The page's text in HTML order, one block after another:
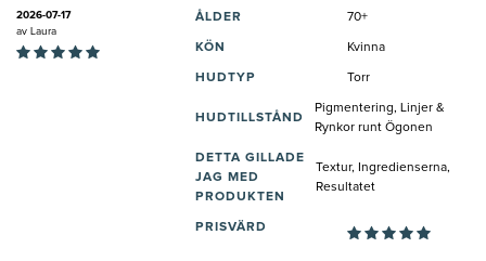
2026-07-17
av Laura
ÅLDER 70+
KÖN Kvinna
HUDTYP Torr
HUDTILLSTÅND
Pigmentering, Linjer &
Rynkor runt Ögonen
DETTA GILLADE
JAG MED
PRODUKTEN
Textur, Ingredienserna,
Resultatet
PRISVÄRD